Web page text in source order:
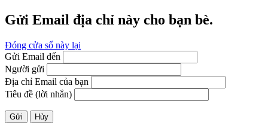
Gửi Email địa chỉ này cho bạn bè.
Đóng cửa sổ này lại
Gửi Email đến
Người gửi
Địa chỉ Email của bạn
Tiêu đề (lời nhắn)
Gửi Hủy